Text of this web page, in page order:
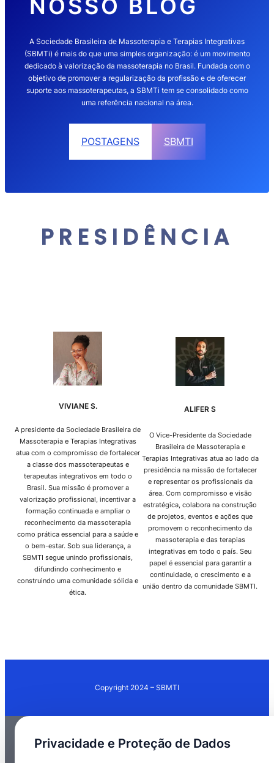
NOSSO BLOG
A Sociedade Brasileira de Massoterapia e Terapias Integrativas
(SBMTi) é mais do que uma simples organização: é um movimento
dedicado à valorização da massoterapia no Brasil. Fundada com o
objetivo de promover a regularização da profissão e de oferecer
suporte aos massoterapeutas, a SBMTi tem se consolidado como
uma referência nacional na área.
POSTAGENS SBMTI
PRESIDÊNCIA
VIVIANE S.
A presidente da Sociedade Brasileira de
Massoterapia e Terapias Integrativas
atua com o compromisso de fortalecer
a classe dos massoterapeutas e
terapeutas integrativos em todo o
Brasil. Sua missão é promover a
valorização profissional, incentivar a
formação continuada e ampliar o
reconhecimento da massoterapia
como prática essencial para a saúde e
o bem-estar. Sob sua liderança, a
SBMTI segue unindo profissionais,
difundindo conhecimento e
construindo uma comunidade sólida e
ética.
ALIFER S
O Vice-Presidente da Sociedade
Brasileira de Massoterapia e
Terapias Integrativas atua ao lado da
presidência na missão de fortalecer
e representar os profissionais da
área. Com compromisso e visão
estratégica, colabora na construção
de projetos, eventos e ações que
promovem o reconhecimento da
massoterapia e das terapias
integrativas em todo o país. Seu
papel é essencial para garantir a
continuidade, o crescimento e a
união dentro da comunidade SBMTI.
Copyright 2024 – SBMTI
Privacidade e Proteção de Dados